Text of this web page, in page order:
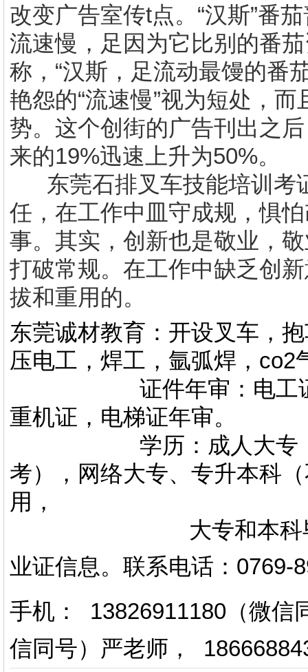
改变广告室传t点。“汉斯”番
流速慢，足因为它比别的番
称，“汉斯，足流动最馒的番
艳怨的“流速慢”视为短处，
势。这个创街的广告刊出之
来的19%迅速上升为50%。
东莞石排叉车技能培训考
任，在工作中皿守成规，惧
事。其实，创新也是敬业，
打破常规。在工作中缺乏创
拔和重用的。
东莞诚材教育：开设叉车，
压电工，焊工，氩弧焊，co2
证件年审：电工证，
重机证，电梯证年审。
学历：成人大专，专
考），网络大专、专升本科
用，
大专和本科毕业证
业证信息。 联系电话 ： 0769-
手机： 13826911180（微信
信同号）严老师 ，